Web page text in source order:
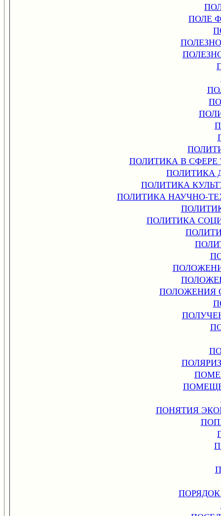
ПОЛЕ
ПОЛИТИКА В
ПОЛИТИКА
ПОЛИТИКА
ПОЛИТИКА НАУЧНО-
ПОЛИТИКА
ПОЛОЖЕНИЯ
ПОНЯТИЯ